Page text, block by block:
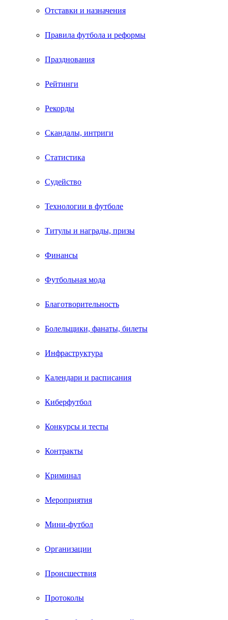
Отставки и назначения
Правила футбола и реформы
Празднования
Рейтинги
Рекорды
Скандалы, интриги
Статистика
Судейство
Технологии в футболе
Титулы и награды, призы
Финансы
Футбольная мода
Благотворительность
Болельщики, фанаты, билеты
Инфраструктура
Календари и расписания
Киберфутбол
Конкурсы и тесты
Контракты
Криминал
Мероприятия
Мини-футбол
Организации
Происшествия
Протоколы